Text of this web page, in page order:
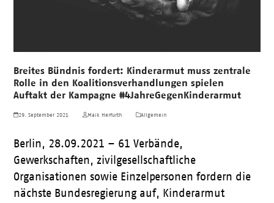
Breites Bündnis fordert: Kinderarmut muss zentrale
Rolle in den Koalitionsverhandlungen spielen
Auftakt der Kampagne #4JahreGegenKinderarmut
29. September 2021 Maik Herfurth Allgemein
Berlin, 28.09.2021 – 61 Verbände,
Gewerkschaften, zivilgesellschaftliche
Organisationen sowie Einzelpersonen fordern die
nächste Bundesregierung auf, Kinderarmut